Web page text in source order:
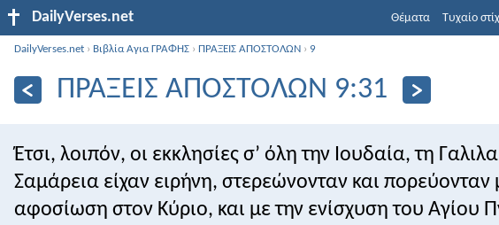
DailyVerses.net Θέματα Τυχαίο
DailyVerses.net › Βιβλία Αγια ΓΡΑΦΗΣ › ΠΡΑΞΕΙΣ ΑΠΟΣΤΟΛΩΝ › 9
ΠΡΑΞΕΙΣ ΑΠΟΣΤΟΛΩΝ 9:31
Έτσι, λοιπόν, οι εκκλησίες σ’ όλη την Ιουδαία, τη
Σαμάρεια είχαν ειρήνη, στερεώνονταν και πορεύονταν
αφοσίωση στον Κύριο, και με την ενίσχυση του Αγίου